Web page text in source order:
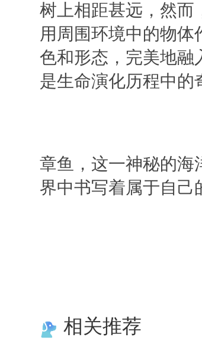
树上相距甚远，然而
用周围环境中的物
色和形态，完美地融
是生命演化历程中的
章鱼，这一神秘的海
界中书写着属于自己
相关推荐